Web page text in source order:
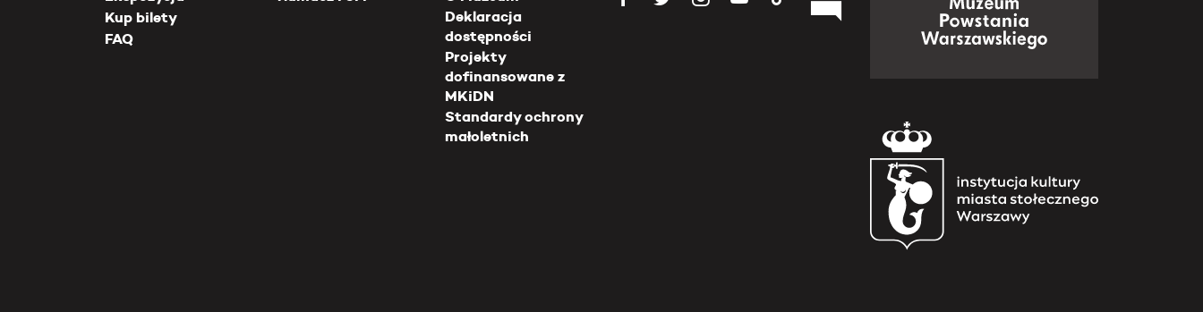
Kup bilety
FAQ
Deklaracja
dostępności
Projekty
dofinansowane z
MKiDN
Standardy ochrony
małoletnich